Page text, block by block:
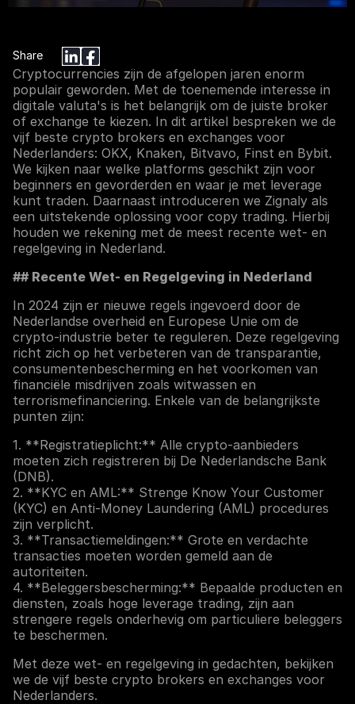
Share
Cryptocurrencies zijn de afgelopen jaren enorm
populair geworden. Met de toenemende interesse in
digitale valuta's is het belangrijk om de juiste broker
of exchange te kiezen. In dit artikel bespreken we de
vijf beste crypto brokers en exchanges voor
Nederlanders: OKX, Knaken, Bitvavo, Finst en Bybit.
We kijken naar welke platforms geschikt zijn voor
beginners en gevorderden en waar je met leverage
kunt traden. Daarnaast introduceren we Zignaly als
een uitstekende oplossing voor copy trading. Hierbij
houden we rekening met de meest recente wet- en
regelgeving in Nederland.
## Recente Wet- en Regelgeving in Nederland
In 2024 zijn er nieuwe regels ingevoerd door de
Nederlandse overheid en Europese Unie om de
crypto-industrie beter te reguleren. Deze regelgeving
richt zich op het verbeteren van de transparantie,
consumentenbescherming en het voorkomen van
financiële misdrijven zoals witwassen en
terrorismefinanciering. Enkele van de belangrijkste
punten zijn:
1. **Registratieplicht:** Alle crypto-aanbieders
moeten zich registreren bij De Nederlandsche Bank
(DNB).
2. **KYC en AML:** Strenge Know Your Customer
(KYC) en Anti-Money Laundering (AML) procedures
zijn verplicht.
3. **Transactiemeldingen:** Grote en verdachte
transacties moeten worden gemeld aan de
autoriteiten.
4. **Beleggersbescherming:** Bepaalde producten en
diensten, zoals hoge leverage trading, zijn aan
strengere regels onderhevig om particuliere beleggers
te beschermen.
Met deze wet- en regelgeving in gedachten, bekijken
we de vijf beste crypto brokers en exchanges voor
Nederlanders.